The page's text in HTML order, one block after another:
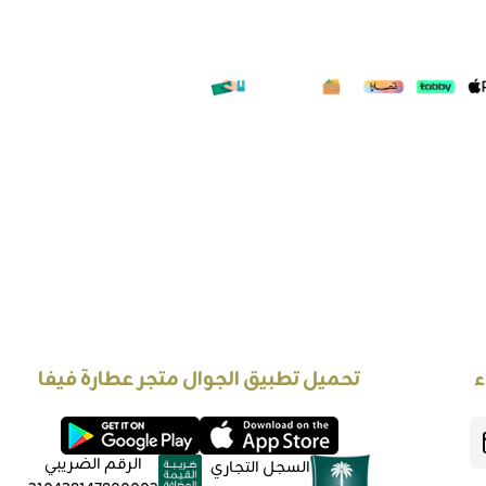
تحميل تطبيق الجوال متجر عطارة فيفا
السجل التجاري
الرقم الضريبي